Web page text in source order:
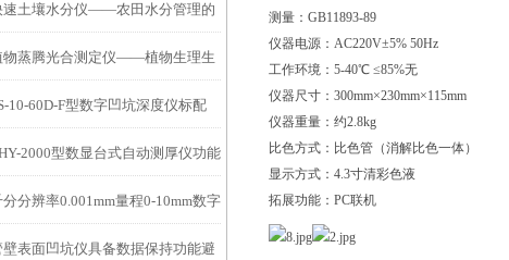
速土壤水分仪——农田水分管理的
携式检测工具
物蒸腾光合测定仪——植物生理生
的实时监测设备
10-60D-F型数字凹坑深度仪标配
级表头分辨率0.01mm量程
！
2000型数显台式自动测厚仪功能
点
分分辨率0.001mm量程0-10mm数字
头度仪技术参数！
壁表面凹坑仪具备数据保持功能避
测量：GB11893-89
仪器电源：AC220V±5% 50Hz
工作环境：5-40℃ ≤85%无
仪器尺寸：300mm×230mm×115mm
仪器重量：约2.8kg
比色方式：比色管（消解比色一体）
显示方式：4.3寸清彩色液
拓展功能：PC联机